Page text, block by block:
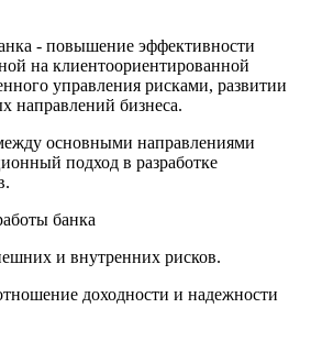
- повышение эффективности
на клиентоориентированной
управления рисками, развитии
направлений бизнеса.
основными направлениями
подход в разработке
банка
и внутренних рисков.
доходности и надежности